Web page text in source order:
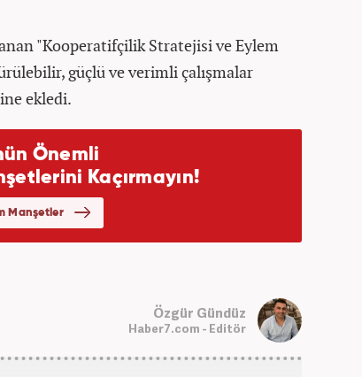
"Kooperatifçilik Stratejisi ve Eylem
güçlü ve verimli çalışmalar
ekledi.
Özgür Gündüz
Haber7.com - Editör